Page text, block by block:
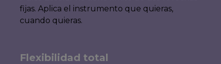
fijas. Aplica el instrumento que quieras,
cuando quieras.
Flexibilidad total